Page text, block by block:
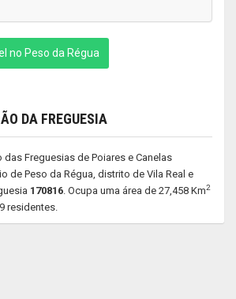
no Peso da Régua
DA FREGUESIA
Freguesias de Poiares e Canelas
de Peso da Régua, distrito de Vila Real e
170816. Ocupa uma área de 27,458 Km2
residentes.